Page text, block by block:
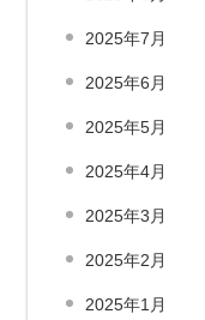
2025年7月
2025年6月
2025年5月
2025年4月
2025年3月
2025年2月
2025年1月